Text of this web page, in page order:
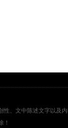
、文中陈述文字以及
！